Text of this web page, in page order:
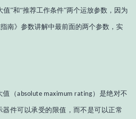
值”和“推荐工作条件”两个运放参数，因为
南》参数讲解中最前面的两个参数，实
值（absolute maximum rating）是绝对不
件可以承受的限值，而不是可以正常